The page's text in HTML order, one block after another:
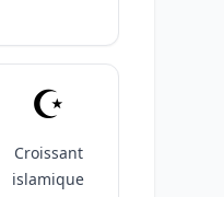
☪️
Croissant
islamique